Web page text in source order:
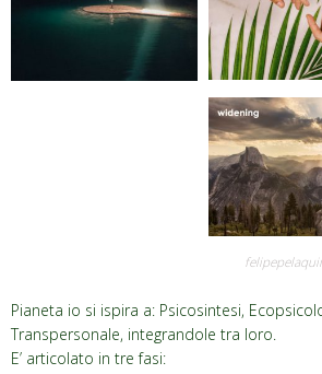
Pianeta io si ispira a: Psicosintesi,
Transpersonale, integrandole tra loro.
E’ articolato in tre fasi: